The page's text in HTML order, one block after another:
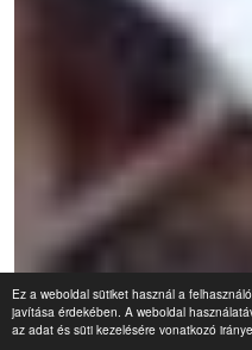
Ez a weboldal sütiket használ a
javítása érdekében. A weboldal
az adat és süti kezelésére vonatkozó